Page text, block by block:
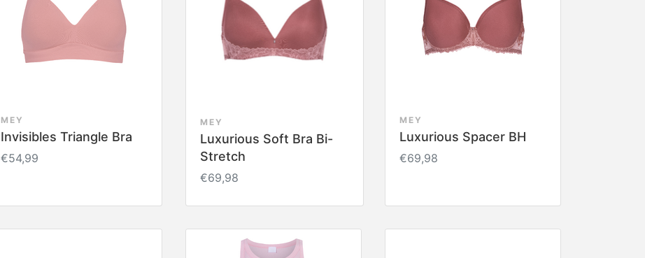
MEY
Invisibles Triangle Bra
€54,99
MEY
Luxurious Soft Bra Bi-
Stretch
€69,98
MEY
Luxurious Spacer BH
€69,98